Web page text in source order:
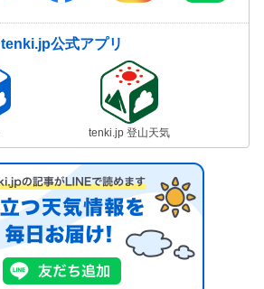
tenki.jp公式アプリ
tenki.jp 登山天気